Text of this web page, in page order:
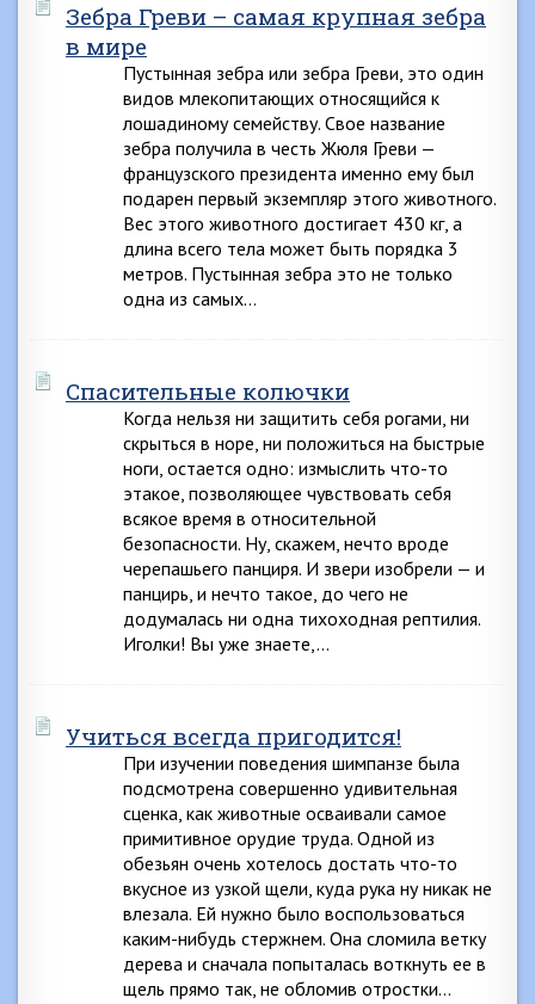
Зебра Греви – самая крупная зебра
в мире
Пустынная зебра или зебра Греви, это один
видов млекопитающих относящийся к
лошадиному семейству. Свое название
зебра получила в честь Жюля Греви —
французского президента именно ему был
подарен первый экземпляр этого животного.
Вес этого животного достигает 430 кг, а
длина всего тела может быть порядка 3
метров. Пустынная зебра это не только
одна из самых…
Спасительные колючки
Когда нельзя ни защитить себя рогами, ни
скрыться в норе, ни положиться на быстрые
ноги, остается одно: измыслить что-то
этакое, позволяющее чувствовать себя
всякое время в относительной
безопасности. Ну, скажем, нечто вроде
черепашьего панциря. И звери изобрели — и
панцирь, и нечто такое, до чего не
додумалась ни одна тихоходная рептилия.
Иголки! Вы уже знаете,…
Учиться всегда пригодится!
При изучении поведения шимпанзе была
подсмотрена совершенно удивительная
сценка, как животные осваивали самое
примитивное орудие труда. Одной из
обезьян очень хотелось достать что-то
вкусное из узкой щели, куда рука ну никак не
влезала. Ей нужно было воспользоваться
каким-нибудь стержнем. Она сломила ветку
дерева и сначала попыталась воткнуть ее в
щель прямо так, не обломив отростки…